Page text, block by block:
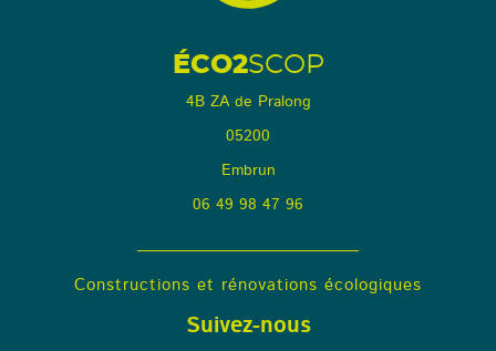
ÉCO2SCOP
4B ZA de Pralong
05200
Embrun
06 49 98 47 96
Constructions et rénovations écologiques
Suivez-nous